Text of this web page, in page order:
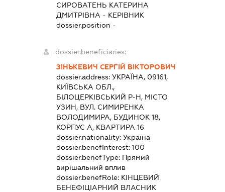
СИРОВАТЕНЬ КАТЕРИНА
ДМИТРІВНА - КЕРІВНИК
dossier.position -
dossier.beneficiaries:
ЗІНЬКЕВИЧ СЕРГІЙ ВІКТОРОВИЧ
dossier.address: УКРАЇНА, 09161,
КИЇВСЬКА ОБЛ.,
БІЛОЦЕРКІВСЬКИЙ Р-Н, МІСТО
УЗИН, ВУЛ. СИМИРЕНКА
ВОЛОДИМИРА, БУДИНОК 18,
КОРПУС А, КВАРТИРА 16
dossier.nationality: Україна
dossier.benefInterest: 100
dossier.benefType: Прямий
вирішальний вплив
dossier.benefRole: КІНЦЕВИЙ
БЕНЕФІЦІАРНИЙ ВЛАСНИК